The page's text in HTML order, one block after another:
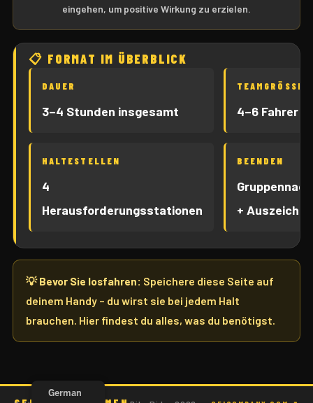
eingehen, um positive Wirkung zu erzielen.
📋 FORMAT IM ÜBERBLICK
DAUER
3–4 Stunden insgesamt
TEAMGRÖSSE
4–6 Fahrer
HALTESTELLEN
4
Herausforderungsstationen
BEENDEN
+
💡Bevor Sie losfahren: Speichere diese Seite auf
deinem Handy – du wirst sie bei jedem Halt
brauchen. Hier findest du alles, was du benötigst.
German